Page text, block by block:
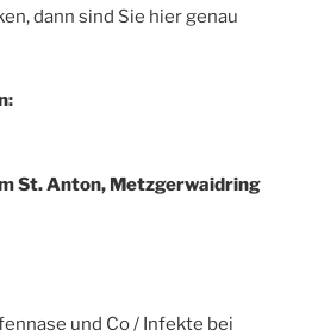
dann sind Sie hier genau
St. Anton, Metzgerwaidring
und Co / Infekte bei